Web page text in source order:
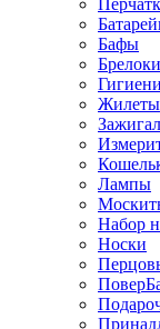
Бафы
Брелоки
Жилеты
Лампы
Набор
Носки